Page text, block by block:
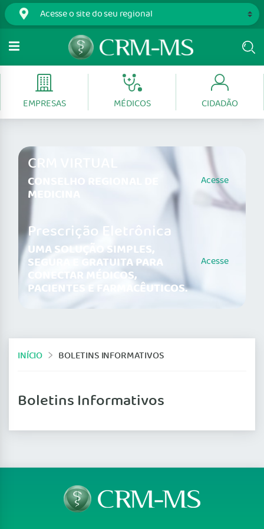
EMPRESAS MÉDICOS CIDADÃO
CRM VIRTUAL
CONSELHO REGIONAL DE
MEDICINA
Acesse
Prescrição Eletrônica
UMA SOLUÇÃO SIMPLES,
SEGURA E GRATUITA PARA
CONECTAR MÉDICOS,
PACIENTES E FARMACÊUTICOS.
Acesse
INÍCIO BOLETINS INFORMATIVOS
Boletins Informativos